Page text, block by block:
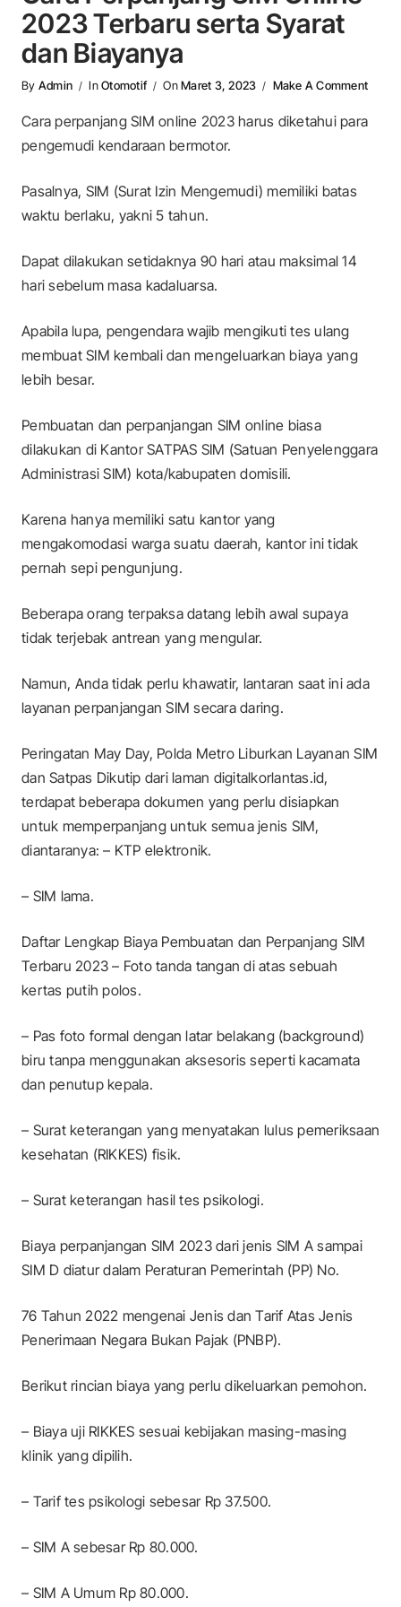
2023 Terbaru serta Syarat
dan Biayanya
By Admin InOtomotif OnMaret 3, 2023 Make A CommentOn
Cara perpanjang SIM online 2023 harus diketahui para
pengemudi kendaraan bermotor.
Pasalnya, SIM (Surat Izin Mengemudi) memiliki batas
waktu berlaku, yakni 5 tahun.
Dapat dilakukan setidaknya 90 hari atau maksimal 14
hari sebelum masa kadaluarsa.
Apabila lupa, pengendara wajib mengikuti tes ulang
membuat SIM kembali dan mengeluarkan biaya yang
lebih besar.
Pembuatan dan perpanjangan SIM online biasa
dilakukan di Kantor SATPAS SIM (Satuan Penyelenggara
Administrasi SIM) kota/kabupaten domisili.
Karena hanya memiliki satu kantor yang
mengakomodasi warga suatu daerah, kantor ini tidak
pernah sepi pengunjung.
Beberapa orang terpaksa datang lebih awal supaya
tidak terjebak antrean yang mengular.
Namun, Anda tidak perlu khawatir, lantaran saat ini ada
layanan perpanjangan SIM secara daring.
Peringatan May Day, Polda Metro Liburkan Layanan SIM
dan Satpas Dikutip dari laman digitalkorlantas.id,
terdapat beberapa dokumen yang perlu disiapkan
untuk memperpanjang untuk semua jenis SIM,
diantaranya: – KTP elektronik.
– SIM lama.
Daftar Lengkap Biaya Pembuatan dan Perpanjang SIM
Terbaru 2023 – Foto tanda tangan di atas sebuah
kertas putih polos.
– Pas foto formal dengan latar belakang (background)
biru tanpa menggunakan aksesoris seperti kacamata
dan penutup kepala.
– Surat keterangan yang menyatakan lulus pemeriksaan
kesehatan (RIKKES) fisik.
– Surat keterangan hasil tes psikologi.
Biaya perpanjangan SIM 2023 dari jenis SIM A sampai
SIM D diatur dalam Peraturan Pemerintah (PP) No.
76 Tahun 2022 mengenai Jenis dan Tarif Atas Jenis
Penerimaan Negara Bukan Pajak (PNBP).
Berikut rincian biaya yang perlu dikeluarkan pemohon.
– Biaya uji RIKKES sesuai kebijakan masing-masing
klinik yang dipilih.
– Tarif tes psikologi sebesar Rp 37.500.
– SIM A sebesar Rp 80.000.
– SIM A Umum Rp 80.000.